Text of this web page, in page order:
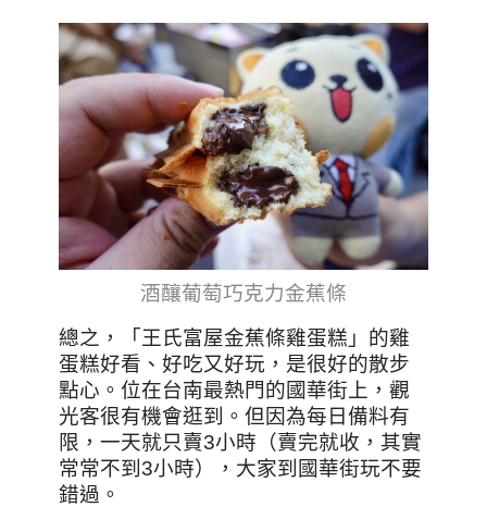
酒釀葡萄巧克力金蕉條
總之，「王氏富屋金蕉條雞蛋糕」的雞
蛋糕好看、好吃又好玩，是很好的散步
點心。位在台南最熱門的國華街上，觀
光客很有機會逛到。但因為每日備料有
限，一天就只賣3小時（賣完就收，其實
常常不到3小時），大家到國華街玩不要
錯過。